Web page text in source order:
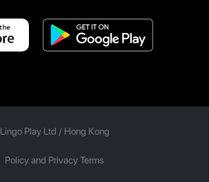
Lingo Play Ltd / Hong Kong
Policy and Privacy Terms